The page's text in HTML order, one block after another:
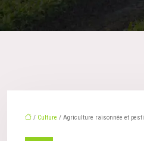
/ Culture / Agriculture raisonnée et